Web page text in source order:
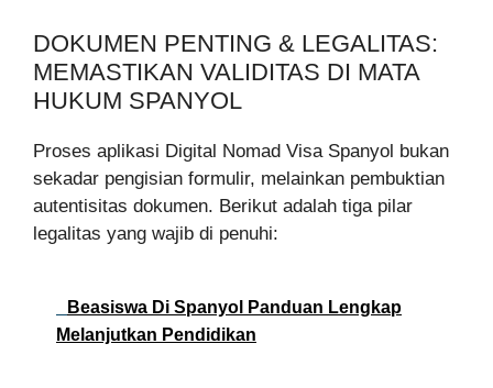
DOKUMEN PENTING & LEGALITAS:
MEMASTIKAN VALIDITAS DI MATA
HUKUM SPANYOL
Proses aplikasi Digital Nomad Visa Spanyol bukan
sekadar pengisian formulir, melainkan pembuktian
autentisitas dokumen. Berikut adalah tiga pilar
legalitas yang wajib di penuhi:
Beasiswa Di Spanyol Panduan Lengkap
Melanjutkan Pendidikan